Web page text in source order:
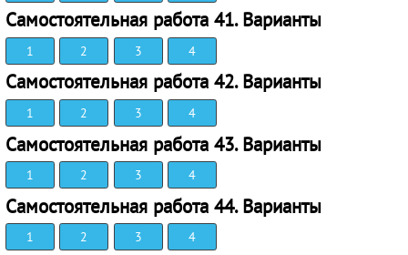
Самостоятельная работа 41. Варианты
1 2 3 4
Самостоятельная работа 42. Варианты
1 2 3 4
Самостоятельная работа 43. Варианты
1 2 3 4
Самостоятельная работа 44. Варианты
1 2 3 4